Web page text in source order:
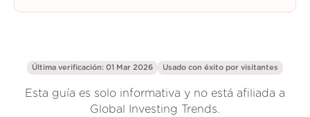
Última verificación: 01 Mar 2026 Usado con éxito por visitantes
Esta guía es solo informativa y no está afiliada a
Global Investing Trends.